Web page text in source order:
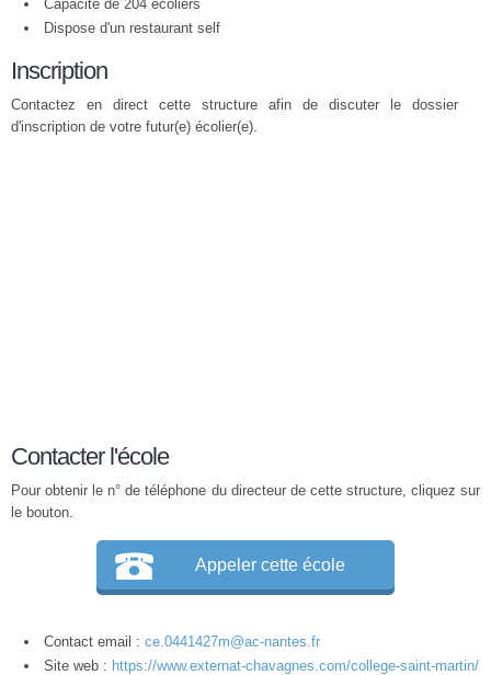
Capacité de 204 écoliers
Dispose d'un restaurant self
Inscription
Contactez en direct cette structure afin de discuter le dossier
d'inscription de votre futur(e) écolier(e).
Contacter l'école
Pour obtenir le n° de téléphone du directeur de cette structure, cliquez sur
le bouton.
Appeler cette école
Contact email : ce.0441427m@ac-nantes.fr
Site web : https://www.externat-chavagnes.com/college-saint-martin/